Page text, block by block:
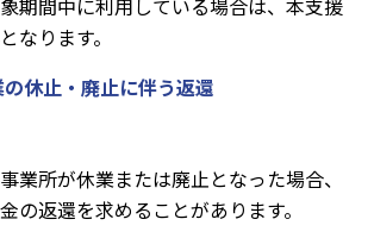
期間中に利用している場合は、本支援
なります。
休止・廃止に伴う返還
業所が休業または廃止となった場合、
の返還を求めることがあります。